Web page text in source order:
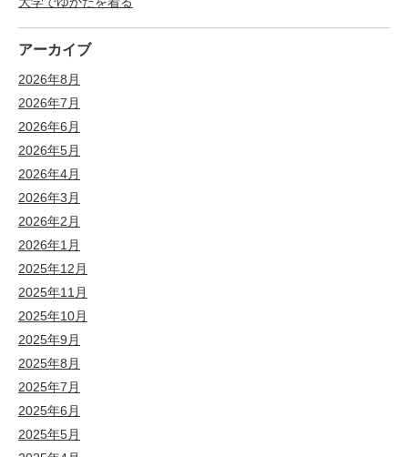
アーカイブ
2026年8月
2026年7月
2026年6月
2026年5月
2026年4月
2026年3月
2026年2月
2026年1月
2025年12月
2025年11月
2025年10月
2025年9月
2025年8月
2025年7月
2025年6月
2025年5月